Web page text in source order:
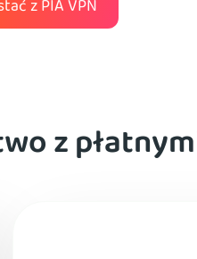
z PIA VPN
z